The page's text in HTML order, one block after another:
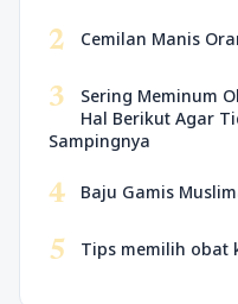
2 Cemilan Manis
3
Sering Meminum
Hal Berikut Agar
Sampingnya
4 Baju Gamis
5 Tips memilih obat